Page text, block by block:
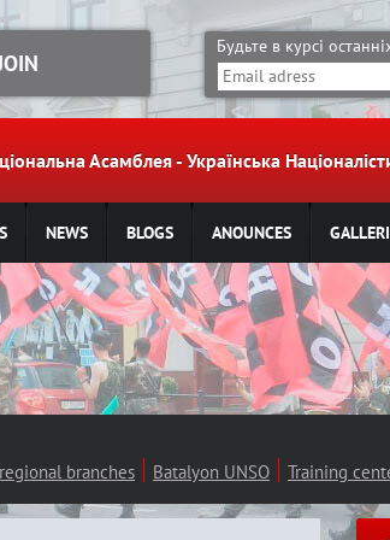
Асамблея - Українська
Будьте в курсі
NEWS BLOGS ANOUNCES
branches Batalyon UNSO Training